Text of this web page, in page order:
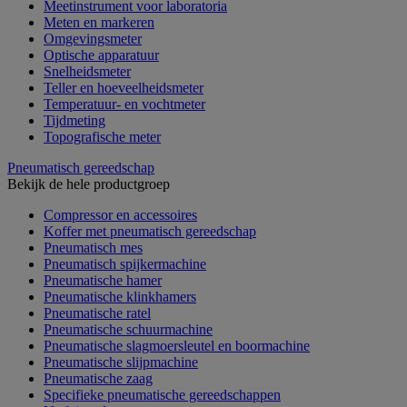
Meetinstrument voor laboratoria
Meten en markeren
Omgevingsmeter
Optische apparatuur
Snelheidsmeter
Teller en hoeveelheidsmeter
Temperatuur- en vochtmeter
Tijdmeting
Topografische meter
Pneumatisch gereedschap
Bekijk de hele productgroep
Compressor en accessoires
Koffer met pneumatisch gereedschap
Pneumatisch mes
Pneumatisch spijkermachine
Pneumatische hamer
Pneumatische klinkhamers
Pneumatische ratel
Pneumatische schuurmachine
Pneumatische slagmoersleutel en boormachine
Pneumatische slijpmachine
Pneumatische zaag
Specifieke pneumatische gereedschappen